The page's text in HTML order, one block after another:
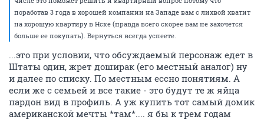
поработав 3 года в хорошей компании на Западе вам с лихвой хватит
на хорошую квартиру в Нске (правда всего скорее вам не захочется
больше ее покупать). Вернуться всегда успеете.
...это при условии, что обсуждаемый персонаж едет в
Штаты один, жрет доширак (его местный аналог) ну
и далее по списку. По местным ессно понятиям. А
если же с семьей и все такие - это будут те ж яйца
пардон вид в профиль. А уж купить тот самый домик
американской мечты *там*.... я бы к трем годам